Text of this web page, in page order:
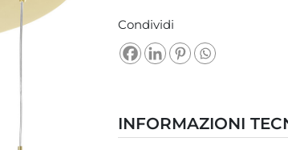
Condividi
INFORMAZIONI